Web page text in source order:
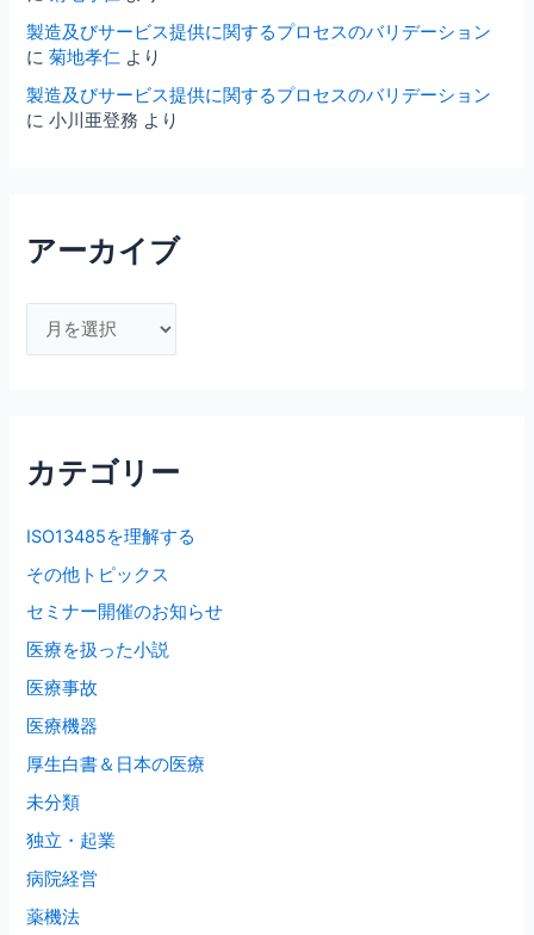
製造及びサービス提供に関するプロセスのバリデーション
に菊地孝仁 より
製造及びサービス提供に関するプロセスのバリデーション
に小川亜登務 より
アーカイブ
ー
ブ
カテゴリー
ISO13485を理解する
その他トピックス
セミナー開催のお知らせ
医療を扱った小説
医療事故
医療機器
厚生白書＆日本の医療
未分類
独立・起業
病院経営
薬機法